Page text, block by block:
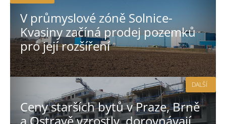
V průmyslové zóně Solnice-
Kvasiny začíná prodej pozemků
pro její rozšíření
Ceny starších bytů v Praze, Brně
DALŠÍ